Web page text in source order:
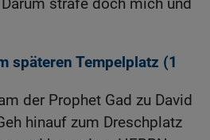
strafe doch mich und
späteren Tempelplatz (1
der Prophet Gad zu David
hinauf zum Dreschplatz